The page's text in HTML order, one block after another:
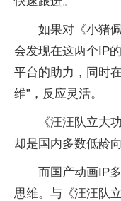
如果对《小猪
会发现在这两个IP
平台的助力，同时
维”，反应灵活。
《汪汪队立大
却是国内多数低龄
而国产动画IP
思维。与《汪汪队